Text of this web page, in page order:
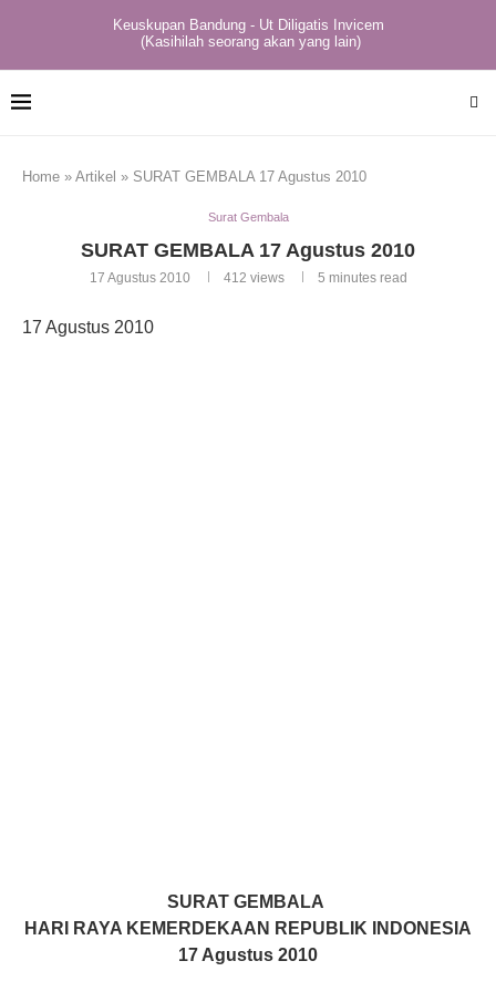
Keuskupan Bandung - Ut Diligatis Invicem
(Kasihilah seorang akan yang lain)
Home » Artikel » SURAT GEMBALA 17 Agustus 2010
Surat Gembala
SURAT GEMBALA 17 Agustus 2010
17 Agustus 2010 412 views 5 minutes read
17 Agustus 2010
SURAT GEMBALA
HARI RAYA KEMERDEKAAN REPUBLIK INDONESIA
17 Agustus 2010